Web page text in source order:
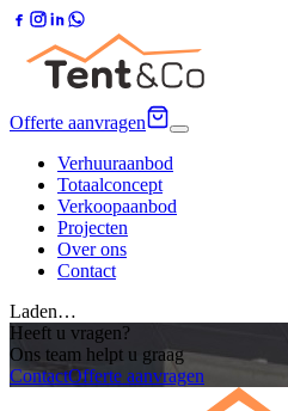
Offerte aanvragen
Verhuuraanbod
Totaalconcept
Verkoopaanbod
Projecten
Over ons
Contact
Laden…
Heeft u vragen?
Ons team helpt u graag
ContactOfferte aanvragen